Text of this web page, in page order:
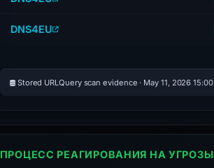
DNS4EU
Stored URLQuery scan evidence · May 11, 2026
ПРОЦЕСС РЕАГИРОВАНИЯ НА УГРОЗЫ